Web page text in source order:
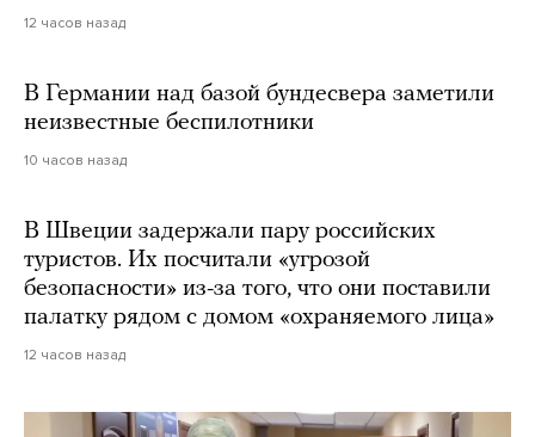
12 часов назад
В Германии над базой бундесвера заметили
неизвестные беспилотники
10 часов назад
В Швеции задержали пару российских
туристов. Их посчитали «угрозой
безопасности» из-за того, что они поставили
палатку рядом с домом «охраняемого лица»
12 часов назад